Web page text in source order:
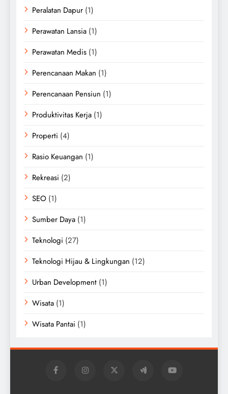
Peralatan Dapur (1)
Perawatan Lansia (1)
Perawatan Medis (1)
Perencanaan Makan (1)
Perencanaan Pensiun (1)
Produktivitas Kerja (1)
Properti (4)
Rasio Keuangan (1)
Rekreasi (2)
SEO (1)
Sumber Daya (1)
Teknologi (27)
Teknologi Hijau & Lingkungan (12)
Urban Development (1)
Wisata (1)
Wisata Pantai (1)